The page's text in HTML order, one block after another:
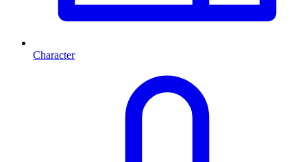
Character